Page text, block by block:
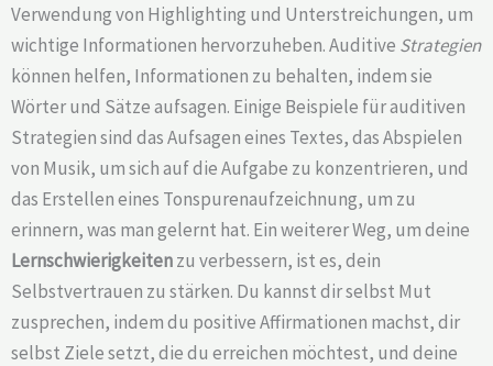
Verwendung von Highlighting und Unterstreichungen, um
wichtige Informationen hervorzuheben. Auditive Strategien
können helfen, Informationen zu behalten, indem sie
Wörter und Sätze aufsagen. Einige Beispiele für auditiven
Strategien sind das Aufsagen eines Textes, das Abspielen
von Musik, um sich auf die Aufgabe zu konzentrieren, und
das Erstellen eines Tonspurenaufzeichnung, um zu
erinnern, was man gelernt hat. Ein weiterer Weg, um deine
Lernschwierigkeitenzu verbessern, ist es, dein
Selbstvertrauen zu stärken. Du kannst dir selbst Mut
zusprechen, indem du positive Affirmationen machst, dir
selbst Ziele setzt, die du erreichen möchtest, und deine